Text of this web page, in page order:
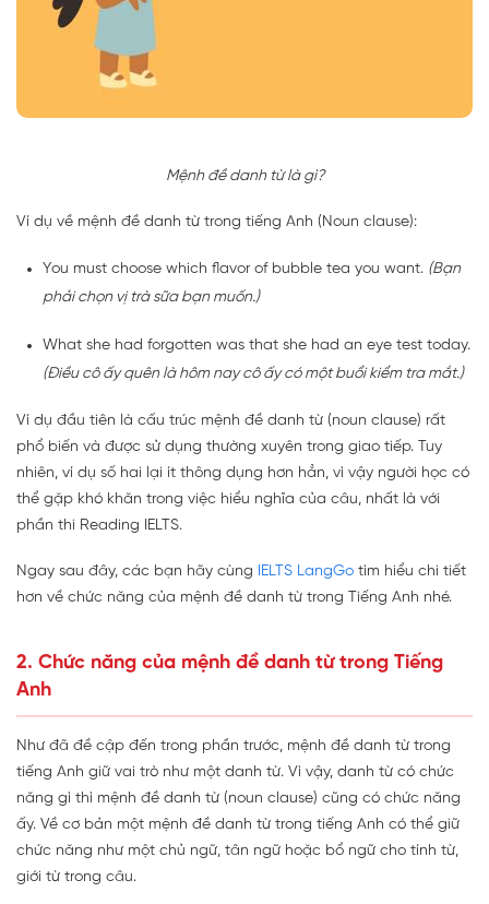
Mệnh đề danh từ là gì?
Ví dụ về mệnh đề danh từ trong tiếng Anh (Noun clause):
You must choose which flavor of bubble tea you want. (Bạn
phải chọn vị trà sữa bạn muốn.)
What she had forgotten was that she had an eye test today.
(Điều cô ấy quên là hôm nay cô ấy có một buổi kiểm tra mắt.)
Ví dụ đầu tiên là cấu trúc mệnh đề danh từ (noun clause) rất
phổ biến và được sử dụng thường xuyên trong giao tiếp. Tuy
nhiên, ví dụ số hai lại ít thông dụng hơn hẳn, vì vậy người học có
thể gặp khó khăn trong việc hiểu nghĩa của câu, nhất là với
phần thi Reading IELTS.
Ngay sau đây, các bạn hãy cùng IELTS LangGo tìm hiểu chi tiết
hơn về chức năng của mệnh đề danh từ trong Tiếng Anh nhé.
2. Chức năng của mệnh đề danh từ trong Tiếng
Anh
Như đã đề cập đến trong phần trước, mệnh đề danh từ trong
tiếng Anh giữ vai trò như một danh từ. Vì vậy, danh từ có chức
năng gì thì mệnh đề danh từ (noun clause) cũng có chức năng
ấy. Về cơ bản một mệnh đề danh từ trong tiếng Anh có thể giữ
chức năng như một chủ ngữ, tân ngữ hoặc bổ ngữ cho tính từ,
giới từ trong câu.